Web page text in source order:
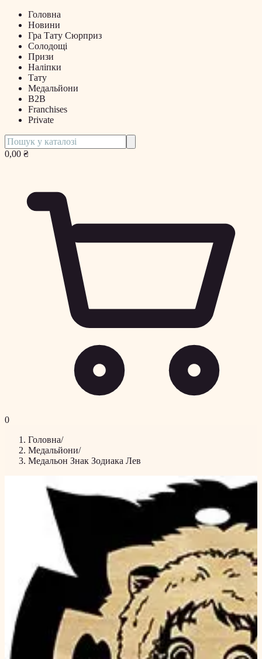
Головна
Новини
Гра Тату Сюрприз
Солодощі
Призи
Наліпки
Тату
Медальйони
B2B
Franchises
Private
0,00 ₴
0
Головна/
Медальйони/
Медальон Знак Зодиака Лев